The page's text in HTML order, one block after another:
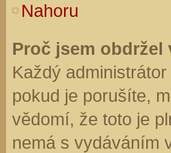
Nahoru
Proč jsem obdržel
Každý
pokud je porušíte,
vědomí, že toto je
nemá s vydáváním